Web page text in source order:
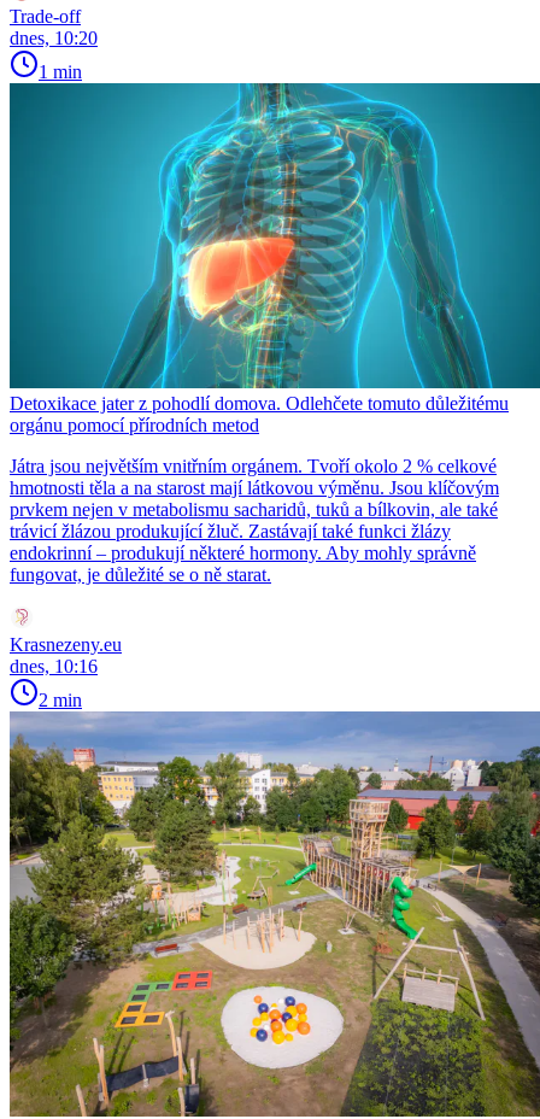
Trade-off
dnes, 10:20
1 min
Detoxikace jater z pohodlí domova. Odlehčete tomuto důležitému
orgánu pomocí přírodních metod
Játra jsou největším vnitřním orgánem. Tvoří okolo 2 % celkové
hmotnosti těla a na starost mají látkovou výměnu. Jsou klíčovým
prvkem nejen v metabolismu sacharidů, tuků a bílkovin, ale také
trávicí žlázou produkující žluč. Zastávají také funkci žlázy
endokrinní – produkují některé hormony. Aby mohly správně
fungovat, je důležité se o ně starat.
Krasnezeny.eu
dnes, 10:16
2 min